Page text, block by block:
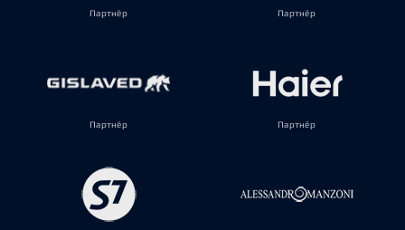
Партнёр Партнёр
Партнёр Партнёр